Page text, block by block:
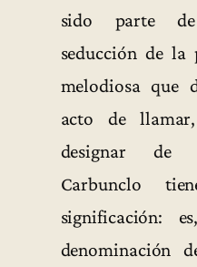
sido parte
seducción de la
melodiosa que
acto de
designar de
Carbunclo
significación:
denominación